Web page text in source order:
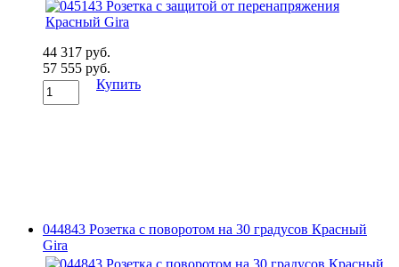
44 317 руб.
57 555 руб.
Купить
044843 Розетка с поворотом на 30 градусов Красный
Gira